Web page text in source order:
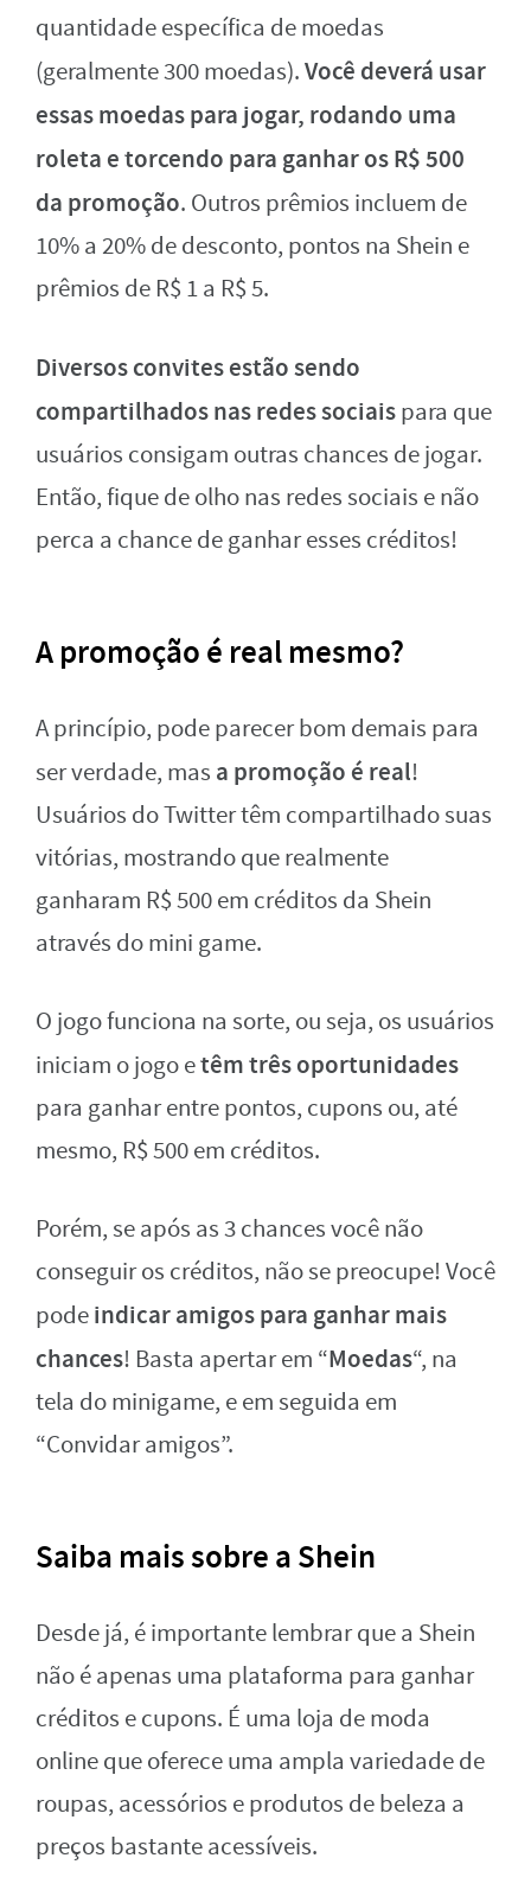
quantidade específica de moedas
(geralmente 300 moedas).Você deverá usar
essas moedas para jogar, rodando uma
roleta e torcendo para ganhar os R$ 500
da promoção. Outros prêmios incluem de
10% a 20% de desconto, pontos na Shein e
prêmios de R$ 1 a R$ 5.
Diversos convites estão sendo
compartilhados nas redes sociaispara que
usuários consigam outras chances de jogar.
Então, fique de olho nas redes sociais e não
perca a chance de ganhar esses créditos!
A promoção é real mesmo?
A princípio, pode parecer bom demais para
ser verdade, mas a promoção é real!
Usuários do Twitter têm compartilhado suas
vitórias, mostrando que realmente
ganharam R$ 500 em créditos da Shein
através do mini game.
O jogo funciona na sorte, ou seja, os usuários
iniciam o jogo etêm três oportunidades
para ganhar entre pontos, cupons ou, até
mesmo, R$ 500 em créditos.
Porém, se após as 3 chances você não
conseguir os créditos, não se preocupe! Você
podeindicar amigos para ganhar mais
chances! Basta apertar em “Moedas“, na
tela do minigame, e em seguida em
“Convidar amigos”.
Saiba mais sobre a Shein
Desde já, é importante lembrar que a Shein
não é apenas uma plataforma para ganhar
créditos e cupons. É uma loja de moda
online que oferece uma ampla variedade de
roupas, acessórios e produtos de beleza a
preços bastante acessíveis.